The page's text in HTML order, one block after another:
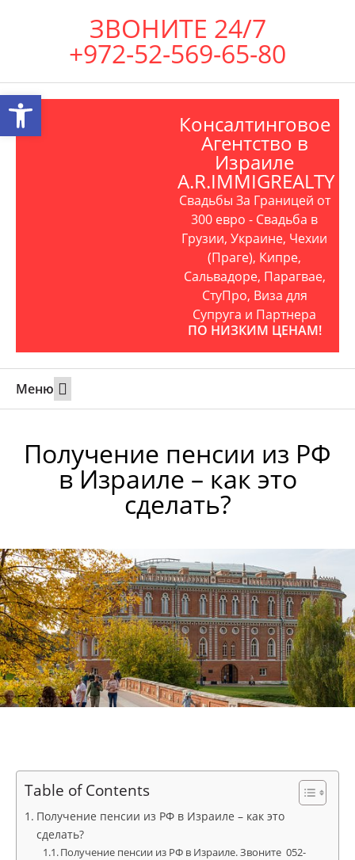
ЗВОНИТЕ 24/7
+972-52-569-65-80
Консалтинговое
Агентство в
Израиле
A.R.IMMIGREALTY
Свадьбы За Границей от
300 евро - Свадьба в
Грузии, Украине, Чехии
(Праге), Кипре,
Сальвадоре, Парагвае,
СтуПро, Виза для
Супруга и Партнера
ПО НИЗКИМ ЦЕНАМ!
Меню
Получение пенсии из РФ
в Израиле – как это
сделать?
Table of Contents
Получение пенсии из РФ в Израиле – как это
сделать?
Получение пенсии из РФ в Израиле. Звоните 052-
Открыть панель инструментов